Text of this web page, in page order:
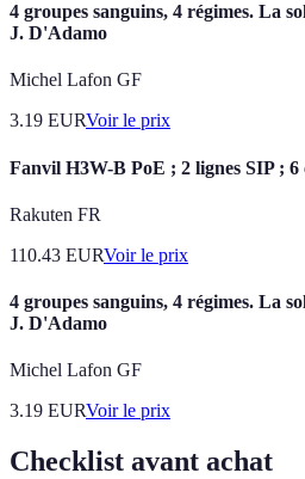
4 groupes sanguins, 4 régimes. La
J. D'Adamo
Michel Lafon GF
3.19 EURVoir le prix
Fanvil H3W-B PoE ; 2 lignes SIP ; 6
Rakuten FR
110.43 EURVoir le prix
4 groupes sanguins, 4 régimes. La
J. D'Adamo
Michel Lafon GF
3.19 EURVoir le prix
Checklist avant achat